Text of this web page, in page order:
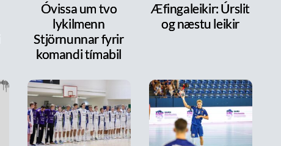
Óvissa um tvo
lykilmenn
Stjörnunnar fyrir
komandi tímabil
Æfingaleikir: Úrslit
og næstu leikir